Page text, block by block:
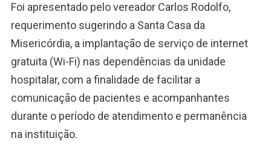
Foi apresentado pelo vereador Carlos Rodolfo,
requerimento sugerindo a Santa Casa da
Misericórdia, a implantação de serviço de internet
gratuita (Wi-Fi) nas dependências da unidade
hospitalar, com a finalidade de facilitar a
comunicação de pacientes e acompanhantes
durante o período de atendimento e permanência
na instituição.